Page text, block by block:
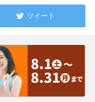
ツイート